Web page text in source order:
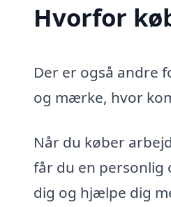
Hvorfor
Der er også andre
og mærke, hvor
Når du køber
får du en personlig
dig og hjælpe dig